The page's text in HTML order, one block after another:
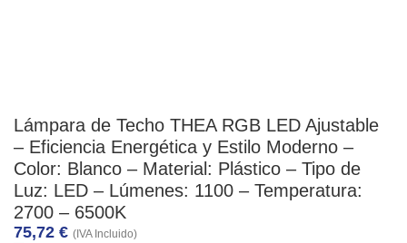
Lámpara de Techo THEA RGB LED Ajustable
– Eficiencia Energética y Estilo Moderno –
Color: Blanco – Material: Plástico – Tipo de
Luz: LED – Lúmenes: 1100 – Temperatura:
2700 – 6500K
75,72 € (IVA Incluido)